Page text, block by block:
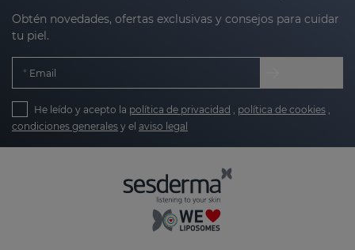
Obtén novedades, ofertas exclusivas y consejos para cuidar
tu piel.
Email
He leído y acepto la política de privacidad , política de cookies ,
condiciones generales y el aviso legal